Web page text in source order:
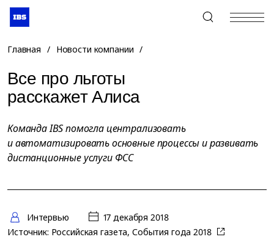
+7 (495) 967-80-80
Главная / Новости компании /
Все про льготы
расскажет Алиса
Команда IBS помогла централизовать
и автоматизировать основные процессы и развивать
дистанционные услуги ФСС
Интервью
17 декабря 2018
Источник: Российская газета, События года 2018